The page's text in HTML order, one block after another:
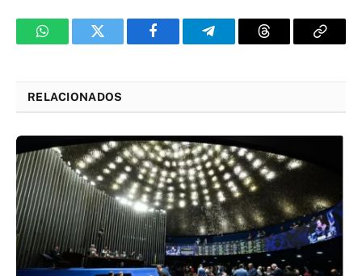
WhatsAppTwitter FacebookTelegramThreads Copy
RELACIONADOS